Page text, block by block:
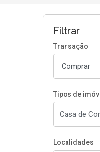
Filtrar
Transação
Tipos de
Localidades